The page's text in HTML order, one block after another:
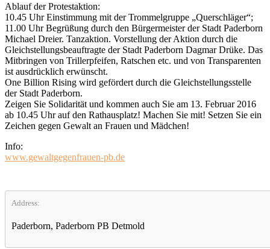
Ablauf der Protestaktion:
10.45 Uhr Einstimmung mit der Trommelgruppe „Querschläger“;
11.00 Uhr Begrüßung durch den Bürgermeister der Stadt Paderborn
Michael Dreier. Tanzaktion. Vorstellung der Aktion durch die
Gleichstellungsbeauftragte der Stadt Paderborn Dagmar Drüke. Das
Mitbringen von Trillerpfeifen, Ratschen etc. und von Transparenten
ist ausdrücklich erwünscht.
One Billion Rising wird gefördert durch die Gleichstellungsstelle
der Stadt Paderborn.
Zeigen Sie Solidarität und kommen auch Sie am 13. Februar 2016
ab 10.45 Uhr auf den Rathausplatz! Machen Sie mit! Setzen Sie ein
Zeichen gegen Gewalt an Frauen und Mädchen!
Info:
www.gewaltgegenfrauen-pb.de
Address:
Paderborn, Paderborn PB Detmold